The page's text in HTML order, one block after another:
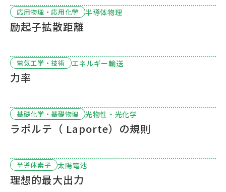
応用物理・応用化学 半導体物理
励起子拡散距離
電気工学・技術 エネルギー輸送
力率
基礎化学・基礎物理 光物性・光化学
ラポルテ（ Laporte）の規則
半導体素子 太陽電池
理想的最大出力